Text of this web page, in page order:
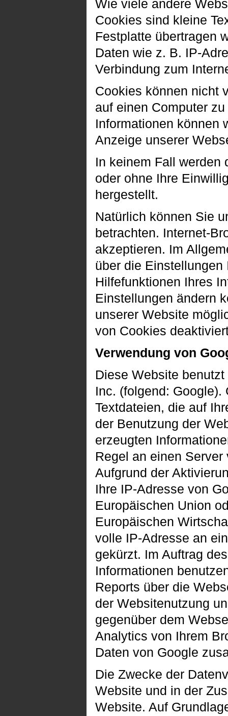
Wie viele andere
Cookies sind kleine
Festplatte übertragen
Daten wie z. B. IP-
Verbindung zum
Cookies können nicht
auf einen Computer
Informationen können
Anzeige unserer
In keinem Fall werden
oder ohne Ihre
hergestellt.
Natürlich können Sie
betrachten. Internet-
akzeptieren. Im
über die
Hilfefunktionen Ihres
Einstellungen ändern
unserer Website
von Cookies
Verwendung von
Diese Website
Inc. (folgend: Google).
Textdateien, die auf
der Benutzung der
erzeugten
Regel an einen
Aufgrund der
Ihre IP-Adresse von
Europäischen Union
Europäischen
volle IP-Adresse an
gekürzt. Im Auftrag
Informationen
Reports über die
der Websitenutzung
gegenüber dem
Analytics von Ihrem
Daten von Google
Die Zwecke der
Website und in der
Website. Auf